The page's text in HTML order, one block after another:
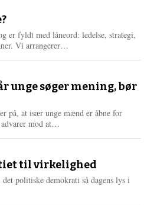
er fyldt med låneord: ledelse, strategi,
Vi arrangerer…
e
unge søger mening, bør
på, at især unge mænd er åbne for
mod at…
e
r
til virkelighed
politiske demokrati så dagens lys i